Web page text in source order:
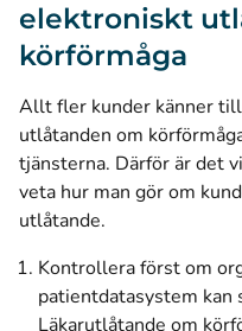
elektroniskt
körförmåga
Allt fler kunder känner
utlåtanden om
tjänsterna. Därför är det
veta hur man gör om
utlåtande.
Kontrollera först om
patientdatasystem kan
Läkarutlåtande om